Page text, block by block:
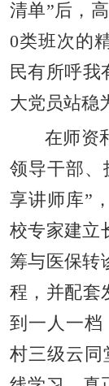
清单”后，
0类班次的
民有所呼我
大党员站稳
在师资
领导干部、
享讲师库”
校专家建立
筹与医保转
程，并配套
到一人一档
村三级云同